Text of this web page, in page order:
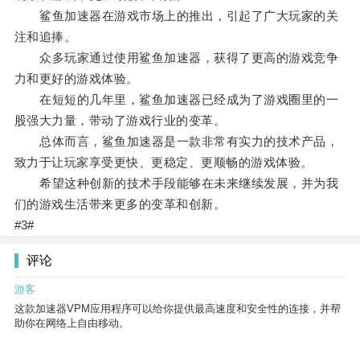
鲨鱼加速器在游戏市场上的推出，引起了广大玩家的关
注和追捧。
众多玩家通过使用鲨鱼加速器，获得了更高的游戏竞争
力和更好的游戏体验。
在短短的几年里，鲨鱼加速器已经成为了游戏圈里的一
股强大力量，带动了游戏行业的变革。
总体而言，鲨鱼加速器是一款非常有实力的技术产品，
致力于让玩家享受更快、更稳定、更顺畅的游戏体验。
希望这种创新的技术手段能够在未来继续发展，并为我
们的游戏生活带来更多的变革和创新。
#3#
评论
游客
这款加速器VPM应用程序可以给你提供最高速度和安全性的连接，并帮
助你在网络上自由移动。